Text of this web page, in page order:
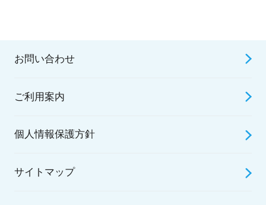
お問い合わせ
ご利用案内
個人情報保護方針
サイトマップ